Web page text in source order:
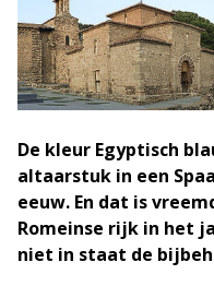
De kleur Egyptisch
altaarstuk in een
eeuw. En dat is
Romeinse rijk in het
niet in staat de